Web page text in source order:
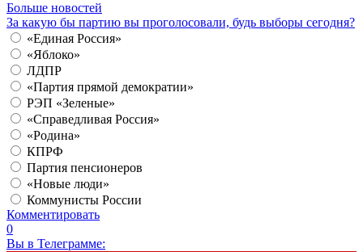
Больше новостей
За какую бы партию вы проголосовали, будь выборы сегодня?
«Единая Россия»
«Яблоко»
ЛДПР
«Партия прямой демократии»
РЭП «Зеленые»
«Справедливая Россия»
«Родина»
КПРФ
Партия пенсионеров
«Новые люди»
Коммунисты России
Комментировать
0
Вы в Телеграмме: